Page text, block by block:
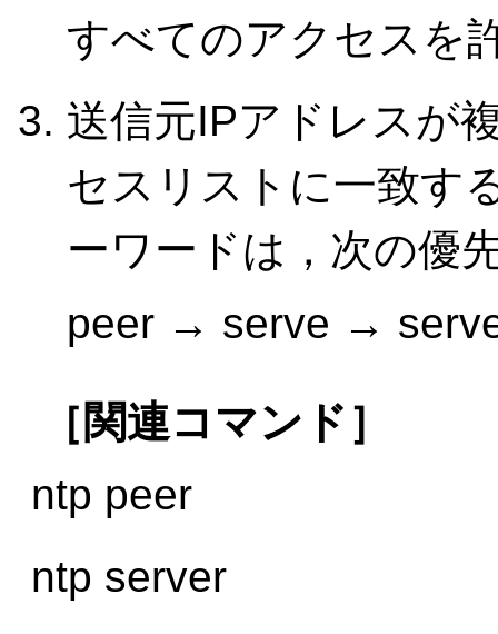
すべてのアクセスを
送信元IPアドレスが
セスリストに一致す
ーワードは，次の優
peer → serve →
［関連コマンド］
ntp peer
ntp server